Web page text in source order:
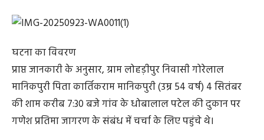
घटना का विवरण
प्राप्त जानकारी के अनुसार, ग्राम लोहड़ीपुर निवासी गोरेलाल
मानिकपुरी पिता कार्तिकराम मानिकपुरी (उम्र 54 वर्ष) 4 सितंबर
की शाम करीब 7:30 बजे गांव के धोबालाल पटेल की दुकान पर
गणेश प्रतिमा जागरण के संबंध में चर्चा के लिए पहुंचे थे।